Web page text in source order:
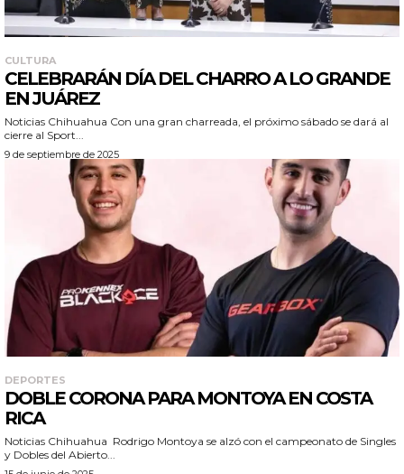
CULTURA
CELEBRARÁN DÍA DEL CHARRO A LO GRANDE
EN JUÁREZ
Noticias Chihuahua Con una gran charreada, el próximo sábado se dará al
cierre al Sport...
9 de septiembre de 2025
DEPORTES
DOBLE CORONA PARA MONTOYA EN COSTA
RICA
Noticias Chihuahua Rodrigo Montoya se alzó con el campeonato de Singles
y Dobles del Abierto...